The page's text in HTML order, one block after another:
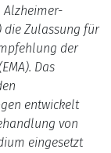
Alzheimer-
die Zulassung für
der
Das
entwickelt
von
eingesetzt